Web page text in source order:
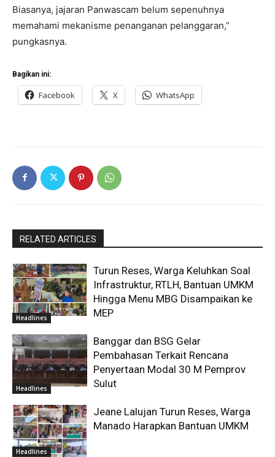
Biasanya, jajaran Panwascam belum sepenuhnya
memahami mekanisme penanganan pelanggaran,”
pungkasnya.
Bagikan ini:
Facebook X WhatsApp
RELATED ARTICLES
Headlines
Turun Reses, Warga Keluhkan Soal
Infrastruktur, RTLH, Bantuan UMKM
Hingga Menu MBG Disampaikan ke
MEP
Headlines
Banggar dan BSG Gelar
Pembahasan Terkait Rencana
Penyertaan Modal 30 M Pemprov
Sulut
Headlines
Jeane Lalujan Turun Reses, Warga
Manado Harapkan Bantuan UMKM